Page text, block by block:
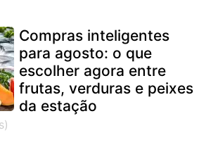
Compras inteligentes
para agosto: o que
escolher agora entre
frutas, verduras e peixes
da estação